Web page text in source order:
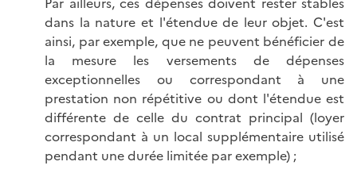
dans la nature et l'étendue de leur objet. C'est
ainsi, par exemple, que ne peuvent bénéficier de
la mesure les versements de dépenses
exceptionnelles ou correspondant à une
prestation non répétitive ou dont l'étendue est
différente de celle du contrat principal (loyer
correspondant à un local supplémentaire utilisé
pendant une durée limitée par exemple) ;